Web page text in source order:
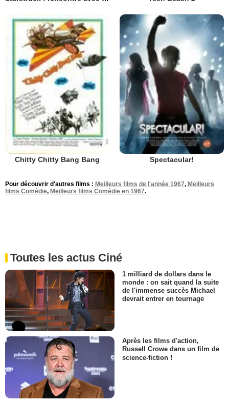
Chitty Chitty Bang Bang Spectacular!
Pour découvrir d'autres films : Meilleurs films de l'année 1967, Meilleurs
films Comédie, Meilleurs films Comédie en 1967.
Toutes les actus Ciné
1 milliard de dollars dans le
monde : on sait quand la suite
de l'immense succès Michael
devrait entrer en tournage
Après les films d'action,
Russell Crowe dans un film de
science-fiction !